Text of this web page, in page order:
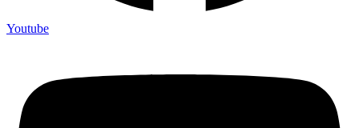
Youtube